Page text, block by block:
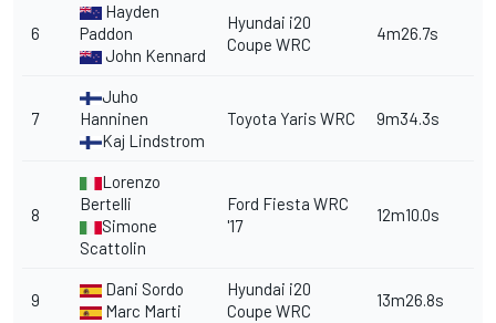
6
Hayden
Paddon
John Kennard
Hyundai i20
Coupe WRC
4m26.7s
7
Juho
Hanninen
Kaj Lindstrom
Toyota Yaris WRC 9m34.3s
8
Lorenzo
Bertelli
Simone
Scattolin
Ford Fiesta WRC
'17
12m10.0s
9
Dani Sordo
Marc Marti
Hyundai i20
Coupe WRC
13m26.8s